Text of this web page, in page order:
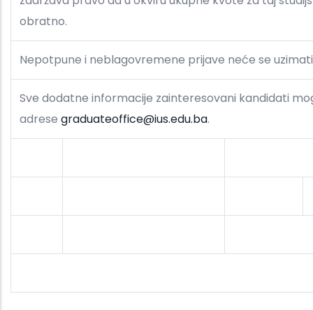
obratno.
Nepotpune i neblagovremene prijave neće se
Sve dodatne informacije zainteresovani kandidati
adrese graduateoffice@ius.edu.ba.